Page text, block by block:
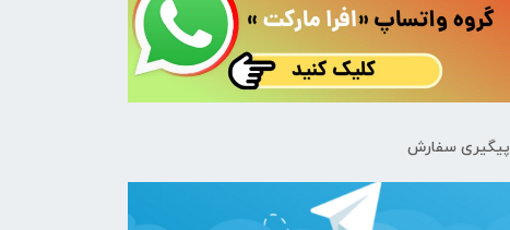
پیگیری سفارش